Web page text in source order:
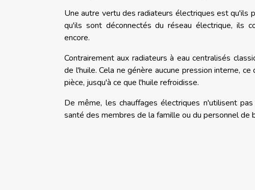
Une autre vertu des radiateurs électriques est qu'ils
qu'ils sont déconnectés du réseau électrique, ils
encore.
Contrairement aux radiateurs à eau centralisés
de l'huile. Cela ne génère aucune pression interne,
pièce, jusqu'à ce que l'huile refroidisse.
De même, les chauffages électriques n'utilisent
santé des membres de la famille ou du personnel de